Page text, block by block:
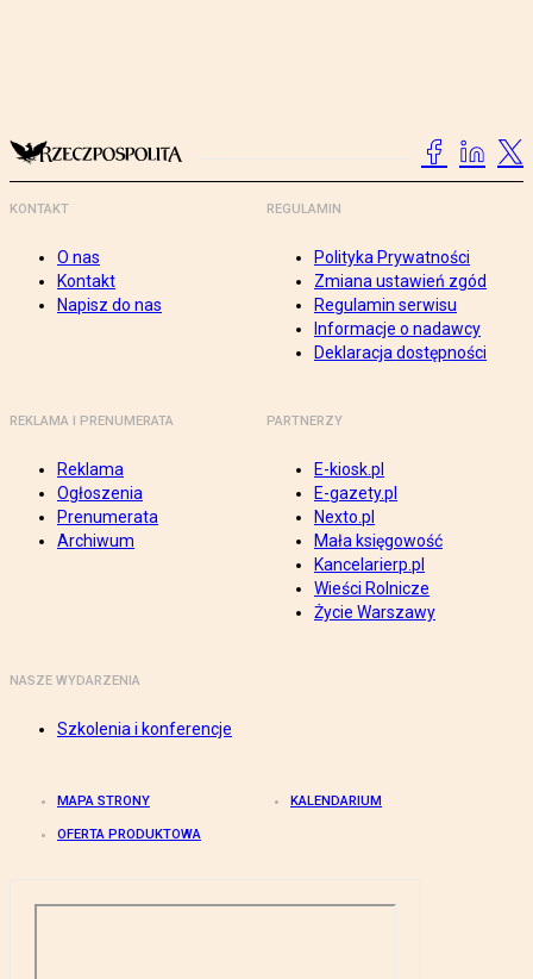
KONTAKT
O nas
Kontakt
Napisz do nas
REGULAMIN
Polityka Prywatności
Zmiana ustawień zgód
Regulamin serwisu
Informacje o nadawcy
Deklaracja dostępności
REKLAMA I PRENUMERATA
Reklama
Ogłoszenia
Prenumerata
Archiwum
PARTNERZY
E-kiosk.pl
E-gazety.pl
Nexto.pl
Mała księgowość
Kancelarierp.pl
Wieści Rolnicze
Życie Warszawy
NASZE WYDARZENIA
Szkolenia i konferencje
MAPA STRONY KALENDARIUM
OFERTA PRODUKTOWA